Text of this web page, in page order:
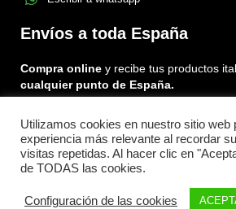
Envíos a toda España
Compra online y recibe tus productos
cualquier punto de España.
Encuéntranos en:
Facebook
Menu
Utilizamos cookies en nuestro sitio web
experiencia más relevante al recordar
visitas repetidas. Al hacer clic en
de TODAS las cookies.
Configuración de las cookies